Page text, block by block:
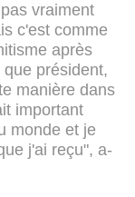
vraiment
c'est comme
après
président,
manière dans
important
monde et je
j'ai reçu", a-